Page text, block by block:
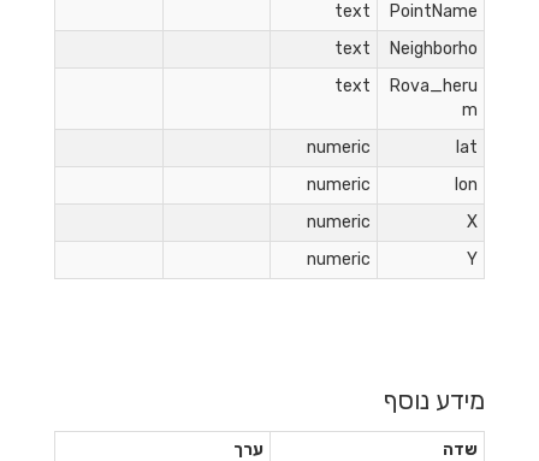
PointName
text
Neighborho
text
Rova_heru
m
text
lat
numeric
lon
numeric
X
numeric
Y
numeric
מידע נוסף
שדה
ערך